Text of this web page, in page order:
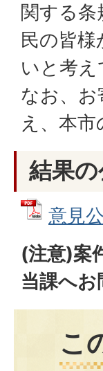
関する条
民の皆
いと考え
なお、
え、本
結果
意見
(注意)案
当課へお
こ